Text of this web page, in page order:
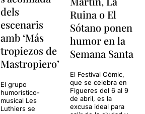
dels
escenaris
amb ‘Más
tropiezos de
Mastropiero’
El grupo
humorístico-
musical Les
Luthiers se
Ruina o El
Sótano ponen
humor en la
Semana Santa
El Festival Cómic,
que se celebra en
Figueres del 6 al 9
de abril, es la
excusa ideal para